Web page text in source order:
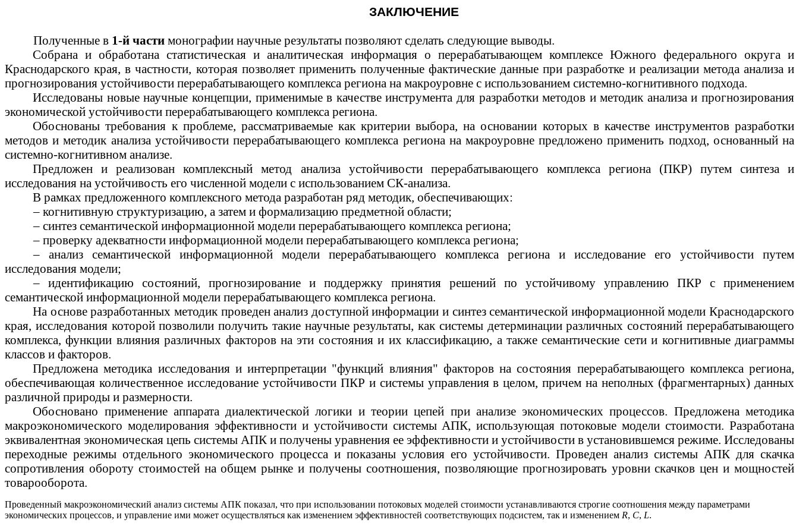
ЗАКЛЮЧЕНИЕ
Полученные в 1-й части монографии научные результаты позволяют сделать следующие выводы.
Собрана и обработана статистическая и аналитическая информация о перерабатывающем комплексе Южного федерального округа и
Краснодарского края, в частности, которая позволяет применить полученные фактические данные при разработке и реализации метода анализа и
прогнозирования устойчивости перерабатывающего комплекса региона на макроуровне с использованием системно-когнитивного подхода.
Исследованы новые научные концепции, применимые в качестве инструмента для разработки методов и методик анализа и прогнозирования
экономической устойчивости перерабатывающего комплекса региона.
Обоснованы требования к проблеме, рассматриваемые как критерии выбора, на основании которых в качестве инструментов разработки
методов и методик анализа устойчивости перерабатывающего комплекса региона на макроуровнепредложено применить подход, основанный на
системно-когнитивном анализе.
Предложен и реализован комплексный метод анализа устойчивости перерабатывающего комплекса региона (ПКР) путем синтеза и
исследования на устойчивость его численной модели с использованием СК-анализа.
В рамках предложенного комплексного метода разработан ряд методик,обеспечивающих:
– когнитивную структуризацию, а затем и формализацию предметной области;
– синтез семантической информационной модели перерабатывающего комплекса региона;
– проверку адекватности информационной модели перерабатывающего комплекса региона;
– анализ семантической информационной модели перерабатывающего комплекса региона и исследование его устойчивости путем
исследования модели;
– идентификацию состояний, прогнозирование и поддержку принятия решений по устойчивому управлению ПКР с применением
семантической информационной модели перерабатывающего комплекса региона.
На основе разработанных методик проведен анализ доступной информации и синтез семантической информационной модели Краснодарского
края, исследования которой позволили получить такие научные результаты, как системы детерминации различных состояний перерабатывающего
комплекса, функции влияния различных факторов на эти состояния и их классификацию, а также семантические сети и когнитивные диаграммы
классов и факторов.
Предложена методика исследования и интерпретации "функций влияния" факторов на состояния перерабатывающего комплекса региона,
обеспечивающая количественное исследование устойчивости ПКР и системы управления в целом, причем на неполных (фрагментарных) данных
различной природы и размерности.
Обосновано применение аппарата диалектической логики и теории цепей при анализе экономических процессов. Предложена методика
макроэкономического моделирования эффективности и устойчивости системы АПК, использующая потоковые модели стоимости. Разработана
эквивалентная экономическая цепь системы АПК и получены уравнения ее эффективности и устойчивости в установившемся режиме. Исследованы
переходные режимы отдельного экономического процесса и показаны условия его устойчивости. Проведен анализ системы АПК для скачка
сопротивления обороту стоимостей на общем рынке и получены соотношения, позволяющие прогнозировать уровни скачков цен и мощностей
товарооборота.
Проведенный макроэкономический анализ системы АПК показал, что при использовании потоковых моделей стоимости устанавливаются строгие соотношения между параметрами
экономических процессов, и управление ими может осуществляться как изменением эффективностей соответствующих подсистем, так и изменением R, C, L.